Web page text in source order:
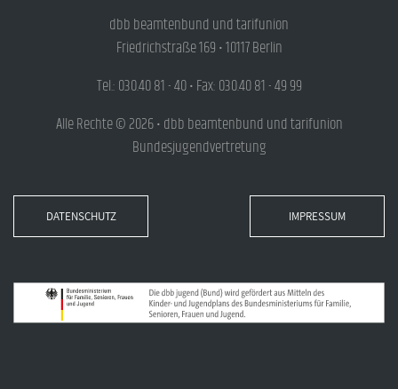
dbb beamtenbund und tarifunion
Friedrichstraße 169 • 10117 Berlin
Tel.: 030.40 81 - 40 • Fax: 030.40 81 - 49 99
Alle Rechte © 2026 • dbb beamtenbund und tarifunion
Bundesjugendvertretung
DATENSCHUTZ IMPRESSUM